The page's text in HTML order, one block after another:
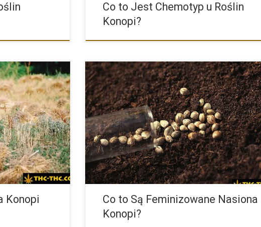
Co to Jest Chemotyp u Roślin
Konopi?
z rośliny konopi,
w celach
Konopi
Chcąc zagłębić się w temat nasion konopi okazuje się,
jest wiele odmian, gatunków i fachowego słownictwa.
jest to […]
Co to Są Feminizowane Nasiona
Konopi?